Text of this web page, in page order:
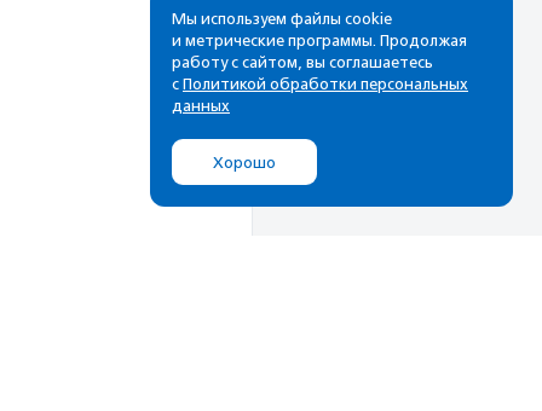
Мы используем файлы cookie
и метрические программы. Продолжая
работу с сайтом, вы соглашаетесь
с Политикой обработки персональных
данных
Хорошо